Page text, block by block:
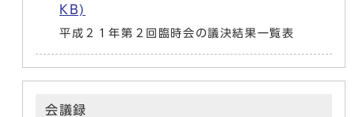
KB)
平成２１年第２回臨時会の議決結果一覧表
会議録